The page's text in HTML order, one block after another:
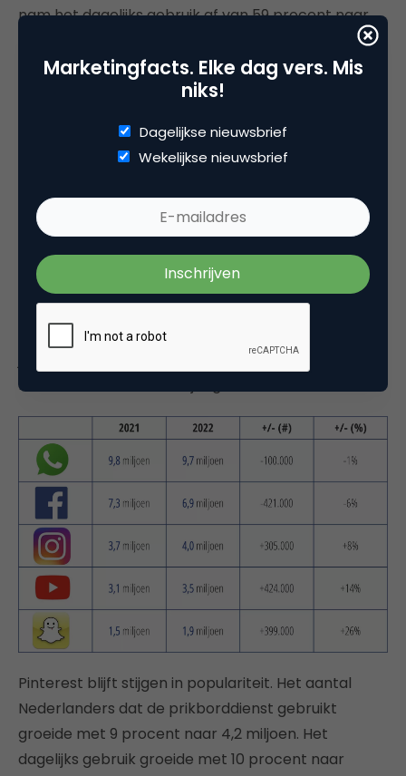
nam het dagelijks gebruik af van 59 procent naar
YouTube & Pinterest groeien
Met 9,3 miljoen Nederlanders (+2 procent) is
platform in Nederland. Ook stijgt de intensiteit van
het gebruik. Het aantal mensen dat dagelijks
YouTube gebruikt steeg van 3,1 miljoen in 2021 naar
3,5 miljoen Nederlanders in 2022, een groei van 14
procent. Ook hier zien we weer een opvallend
verschil tussen jongeren (15-19 jarigen) en 20-29
jarigen. Onder jongeren nam het dagelijks gebruik
licht af, en onder 20-29-jarigen nam het flink toe.
Pinterest blijft stijgen in populariteit. Het aantal
Nederlanders dat de prikborddienst gebruikt
groeide met 9 procent naar 4,2 miljoen. Het
dagelijks gebruik groeide met 10 procent naar
Marketingfacts. Elke dag vers. Mis
niks!
Dagelijkse nieuwsbrief
Wekelijkse nieuwsbrief